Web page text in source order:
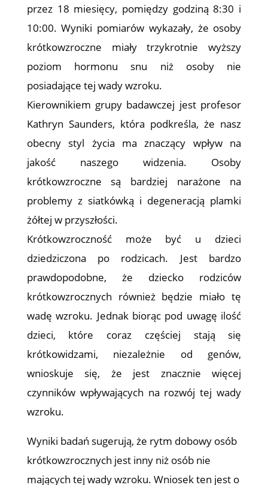
przez 18 miesięcy, pomiędzy godziną 8:30 i
10:00. Wyniki pomiarów wykazały, że osoby
krótkowzroczne miały trzykrotnie wyższy
poziom hormonu snu niż osoby nie
posiadające tej wady wzroku.
Kierownikiem grupy badawczej jest profesor
Kathryn Saunders, która podkreśla, że nasz
obecny styl życia ma znaczący wpływ na
jakość naszego widzenia. Osoby
krótkowzroczne są bardziej narażone na
problemy z siatkówką i degeneracją plamki
żółtej w przyszłości.
Krótkowzroczność może być u dzieci
dziedziczona po rodzicach. Jest bardzo
prawdopodobne, że dziecko rodziców
krótkowzrocznych również będzie miało tę
wadę wzroku. Jednak biorąc pod uwagę ilość
dzieci, które coraz częściej stają się
krótkowidzami, niezależnie od genów,
wnioskuje się, że jest znacznie więcej
czynników wpływających na rozwój tej wady
wzroku.
Wyniki badań sugerują, że rytm dobowy osób
krótkowzrocznych jest inny niż osób nie
mających tej wady wzroku. Wniosek ten jest o